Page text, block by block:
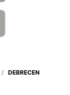
/ DEBRECEN